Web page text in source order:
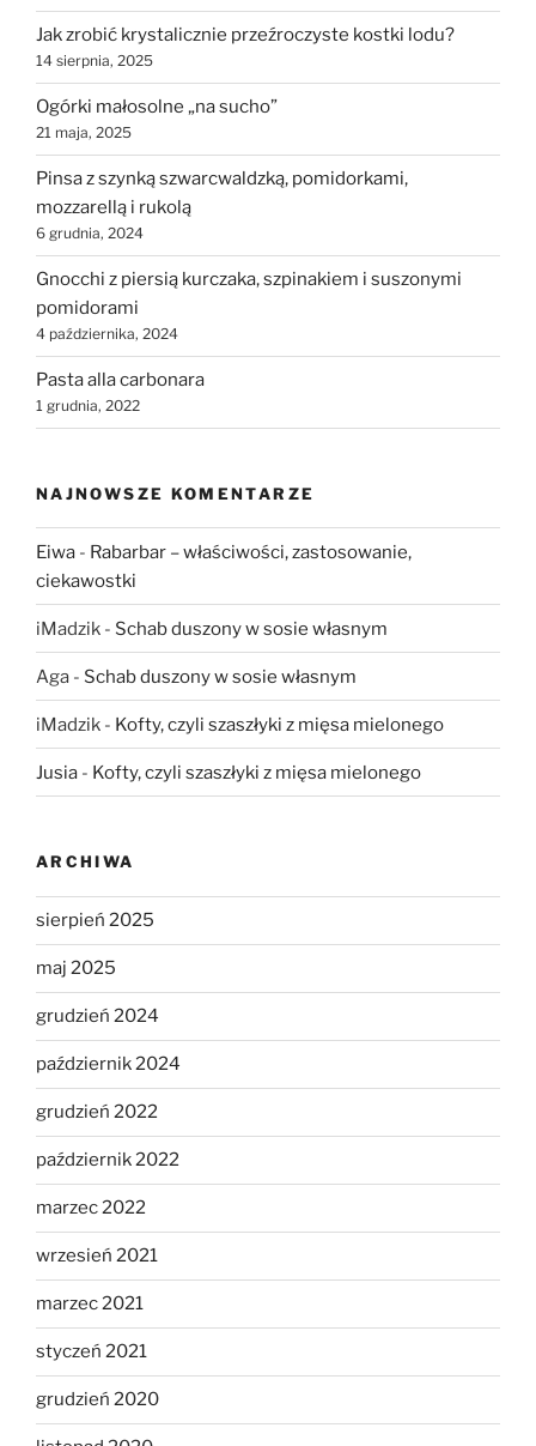
Jak zrobić krystalicznie przeźroczyste kostki lodu?
14 sierpnia, 2025
Ogórki małosolne „na sucho”
21 maja, 2025
Pinsa z szynką szwarcwaldzką, pomidorkami,
mozzarellą i rukolą
6 grudnia, 2024
Gnocchi z piersią kurczaka, szpinakiem i suszonymi
pomidorami
4 października, 2024
Pasta alla carbonara
1 grudnia, 2022
NAJNOWSZE KOMENTARZE
Eiwa - Rabarbar – właściwości, zastosowanie,
ciekawostki
iMadzik - Schab duszony w sosie własnym
Aga - Schab duszony w sosie własnym
iMadzik - Kofty, czyli szaszłyki z mięsa mielonego
Jusia - Kofty, czyli szaszłyki z mięsa mielonego
ARCHIWA
sierpień 2025
maj 2025
grudzień 2024
październik 2024
grudzień 2022
październik 2022
marzec 2022
wrzesień 2021
marzec 2021
styczeń 2021
grudzień 2020